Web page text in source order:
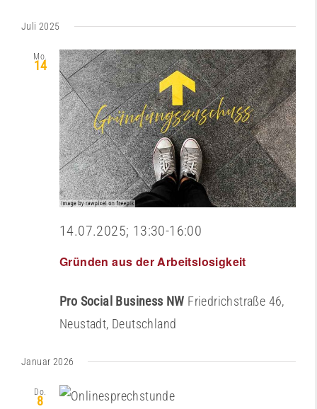
wählen.
Juli 2025
Mo.
14
Gründen aus der Arbeitslosigkeit
14.07.2025; 13:30-16:00
Pro Social Business NW Friedrichstraße 46,
Neustadt, Deutschland
Januar 2026
Do.
8